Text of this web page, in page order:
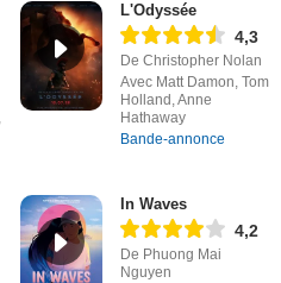
L'Odyssée
4,3
De Christopher Nolan
Avec Matt Damon, Tom
Holland, Anne
Hathaway
Bande-annonce
In Waves
4,2
De Phuong Mai
Nguyen